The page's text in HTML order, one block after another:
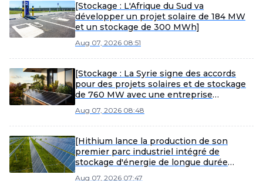
[Stockage : L'Afrique du Sud va
développer un projet solaire de 184 MW
et un stockage de 300 MWh]
Aug 07, 2026 08:51
[Stockage : La Syrie signe des accords
pour des projets solaires et de stockage
de 760 MW avec une entreprise
Aug 07, 2026 08:48
[Hithium lance la production de son
premier parc industriel intégré de
stockage d'énergie de longue durée
Aug 07, 2026 07:47